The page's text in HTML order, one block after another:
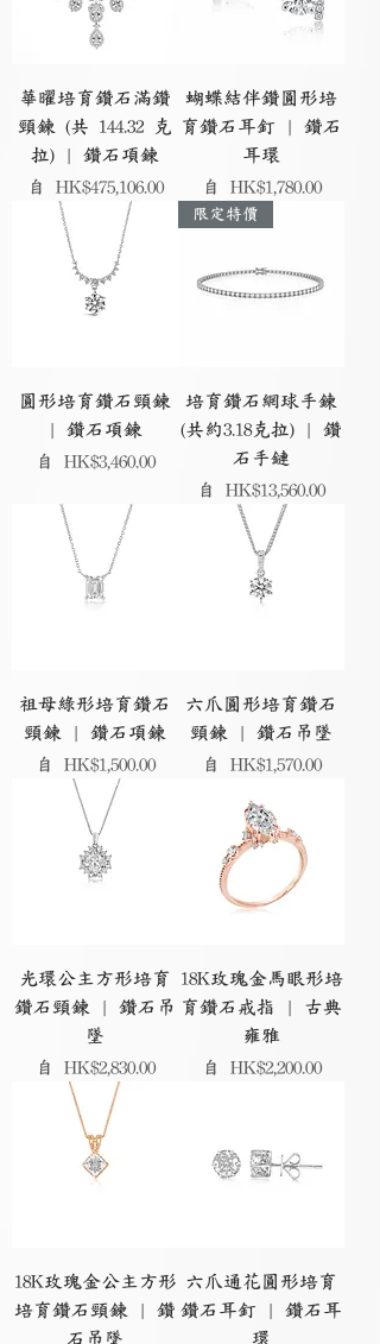
華曜培育鑽石滿鑽
頸鍊 (共 144.32 克
拉) | 鑽石項鍊
自 HK$475,106.00
促銷價格
蝴蝶結伴鑽圓形培
育鑽石耳釘 | 鑽石
耳環
自 HK$1,780.00
促銷價格
圓形培育鑽石頸鍊
| 鑽石項鍊
自 HK$3,460.00
促銷價格
限定特價
培育鑽石網球手鍊
(共約3.18克拉) | 鑽
石手鏈
自 HK$13,560.00
促銷價格
祖母綠形培育鑽石
頸鍊 | 鑽石項鍊
自 HK$1,500.00
促銷價格
六爪圓形培育鑽石
頸鍊 | 鑽石吊墜
自 HK$1,570.00
促銷價格
光環公主方形培育
鑽石頸鍊 | 鑽石吊
墜
自 HK$2,830.00
促銷價格
18K玫瑰金馬眼形培
育鑽石戒指 | 古典
雍雅
自 HK$2,200.00
促銷價格
18K玫瑰金公主方形
培育鑽石頸鍊 | 鑽
石吊墜
六爪通花圓形培育
鑽石耳釘 | 鑽石耳
環